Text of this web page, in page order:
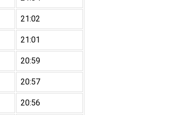
21:02
21:01
20:59
20:57
20:56